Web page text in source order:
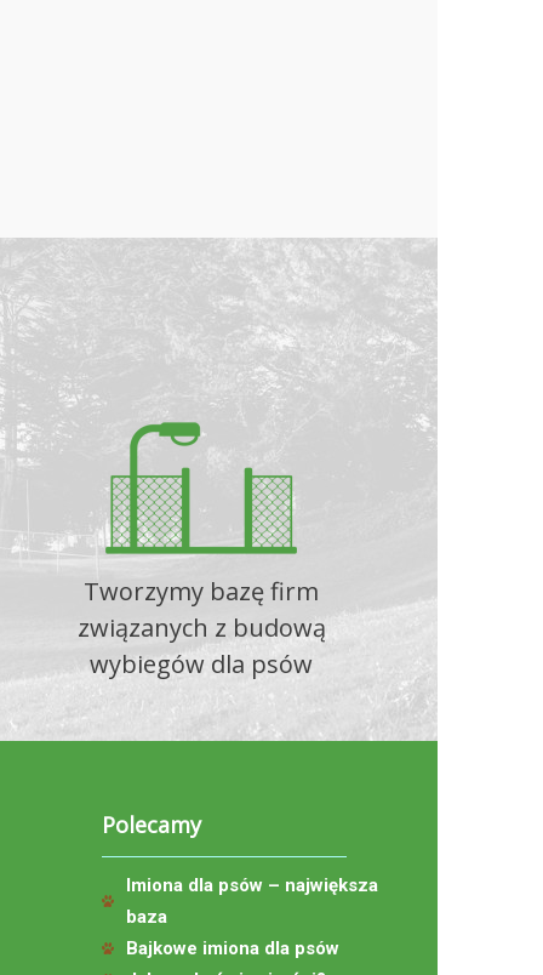
Tworzymy bazę firm
związanych z budową
wybiegów dla psów
Polecamy
Imiona dla psów – największa
baza
Bajkowe imiona dla psów